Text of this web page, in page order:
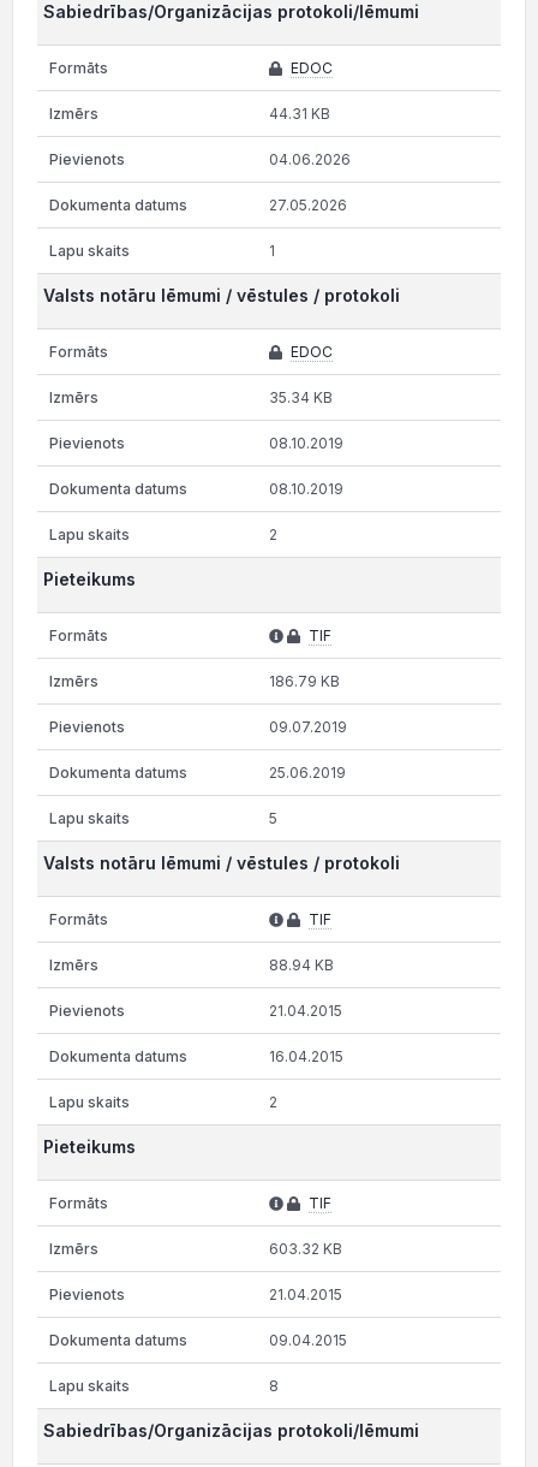
Sabiedrības/Organizācijas protokoli/lēmumi
EDOC
44.31 KB
04.06.2026
27.05.2026
1
Valsts notāru lēmumi / vēstules / protokoli
EDOC
35.34 KB
08.10.2019
08.10.2019
2
Pieteikums
TIF
186.79 KB
09.07.2019
25.06.2019
5
Valsts notāru lēmumi / vēstules / protokoli
TIF
88.94 KB
21.04.2015
16.04.2015
2
Pieteikums
TIF
603.32 KB
21.04.2015
09.04.2015
8
Sabiedrības/Organizācijas protokoli/lēmumi